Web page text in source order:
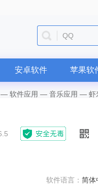
QQ
安卓软件 苹果软
— 软件应用 — 音乐应用 — 虾
软件语言：简体